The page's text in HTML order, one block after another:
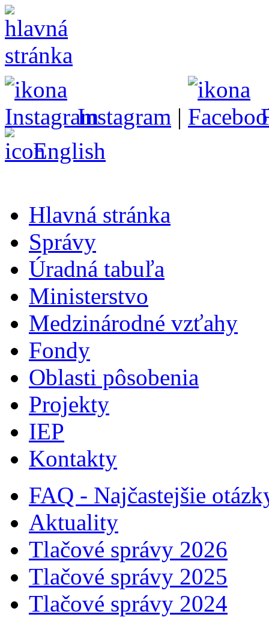
Instagram |
English
Hlavná stránka
Správy
Úradná tabuľa
Ministerstvo
Medzinárodné vzťahy
Fondy
Oblasti pôsobenia
Projekty
IEP
Kontakty
FAQ - Najčastejšie
Aktuality
Tlačové správy 2026
Tlačové správy 2025
Tlačové správy 2024